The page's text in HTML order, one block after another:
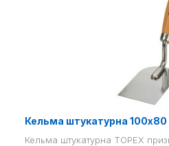
Кельма штукатурна
Кельма штукатурна TOPEX